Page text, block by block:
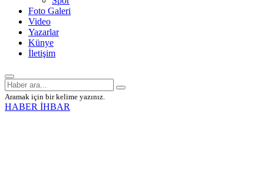
Foto Galeri
Video
Yazarlar
Künye
İletişim
Aramak için bir kelime yazınız.
HABER İHBAR